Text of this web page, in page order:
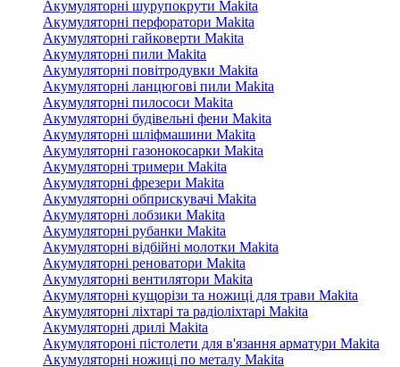
Акумуляторні шурупокрути Makita
Акумуляторні перфоратори Makita
Акумуляторні гайковерти Makita
Акумуляторні пили Makita
Акумуляторні повітродувки Makita
Акумуляторні ланцюгові пили Makita
Акумуляторні пилососи Makita
Акумуляторні будівельні фени Makita
Акумуляторні шліфмашини Makita
Акумуляторні газонокосарки Makita
Акумуляторні тримери Makita
Акумуляторні фрезери Makita
Акумуляторні обприскувачі Makita
Акумуляторні лобзики Makita
Акумуляторні рубанки Makita
Акумуляторні відбійні молотки Makita
Акумуляторні реноватори Makita
Акумуляторні вентилятори Makita
Акумуляторні кущорізи та ножиці для трави Makita
Акумуляторні ліхтарі та радіоліхтарі Makita
Акумуляторні дрилі Makita
Акумулятороні пістолети для в'язання арматури Makita
Акумуляторні ножиці по металу Makita